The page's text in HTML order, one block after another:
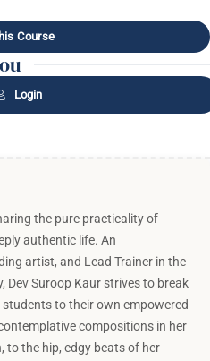
ou
Login
the pure practicality of
authentic life. An
artist, and Lead Trainer in the
Dev Suroop Kaur strives to break
to their own empowered
compositions in her
to the hip, edgy beats of her